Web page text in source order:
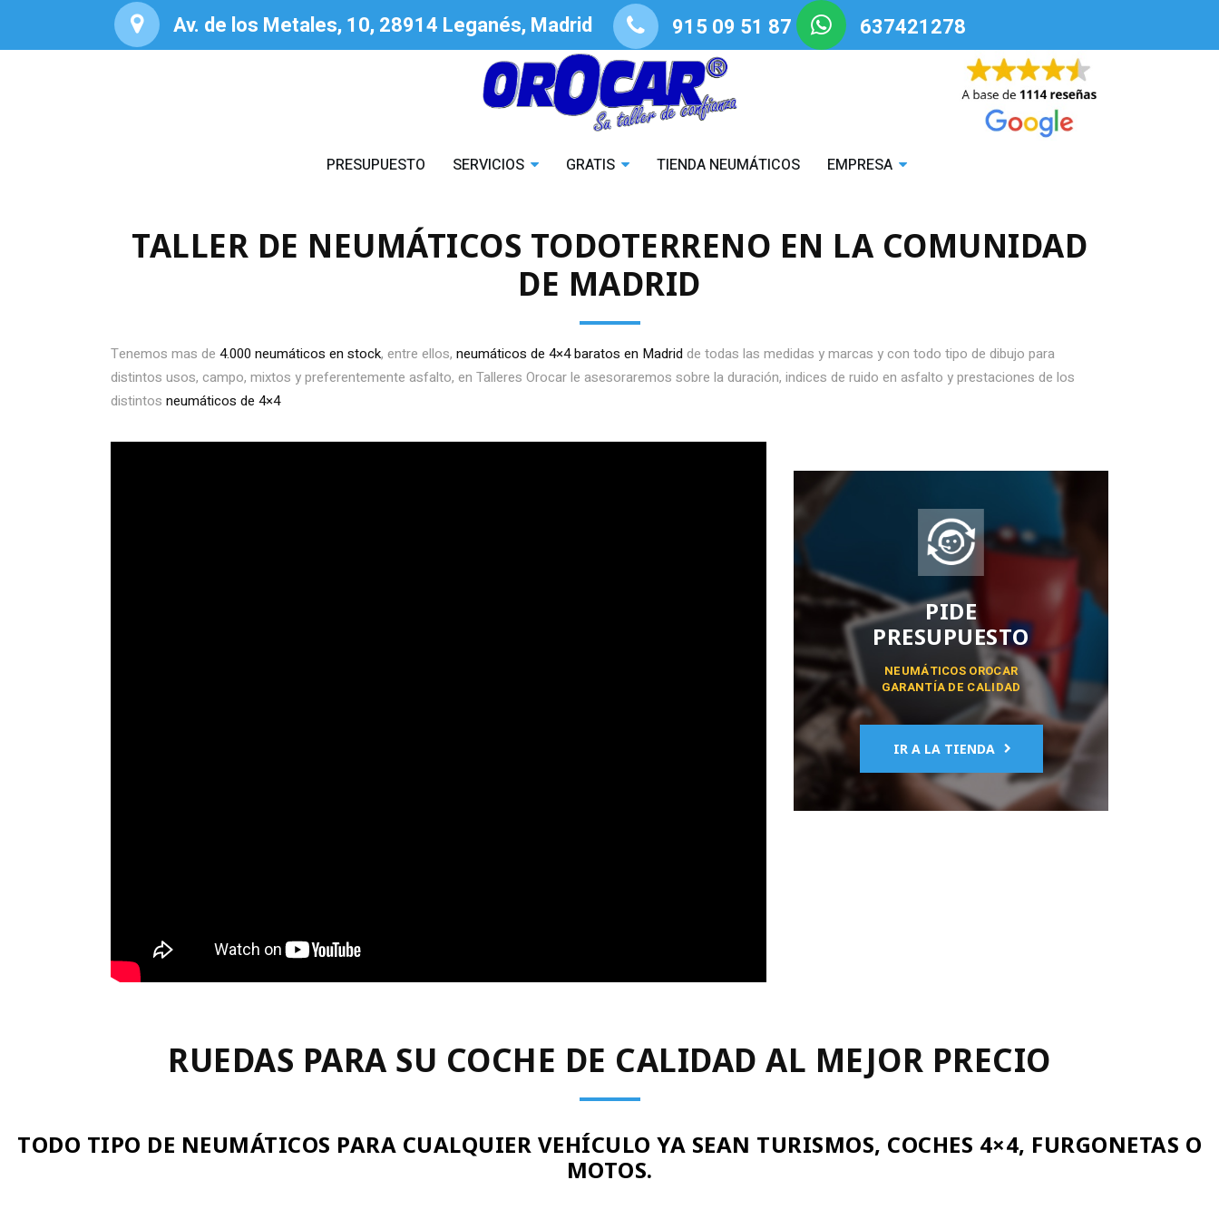
Av. de los Metales, 10, 28914 Leganés, Madrid 915 09 51 87 637421278
PRESUPUESTO SERVICIOS GRATIS TIENDA NEUMÁTICOS EMPRESA
TALLER DE NEUMÁTICOS TODOTERRENO EN LA COMUNIDAD
DE MADRID
Tenemos mas de 4.000 neumáticos en stock, entre ellos, neumáticos de 4×4 baratos en Madrid de todas las medidas y marcas y con todo tipo de dibujo para
distintos usos, campo, mixtos y preferentemente asfalto, en Talleres Orocar le asesoraremos sobre la duración, indices de ruido en asfalto y prestaciones de los
distintos neumáticos de 4×4
PIDE
PRESUPUESTO
NEUMÁTICOS OROCAR
GARANTÍA DE CALIDAD
IR A LA TIENDA
RUEDAS PARA SU COCHE DE CALIDAD AL MEJOR PRECIO
TODO TIPO DE NEUMÁTICOS PARA CUALQUIER VEHÍCULO YA SEAN TURISMOS, COCHES 4×4, FURGONETAS O
MOTOS.